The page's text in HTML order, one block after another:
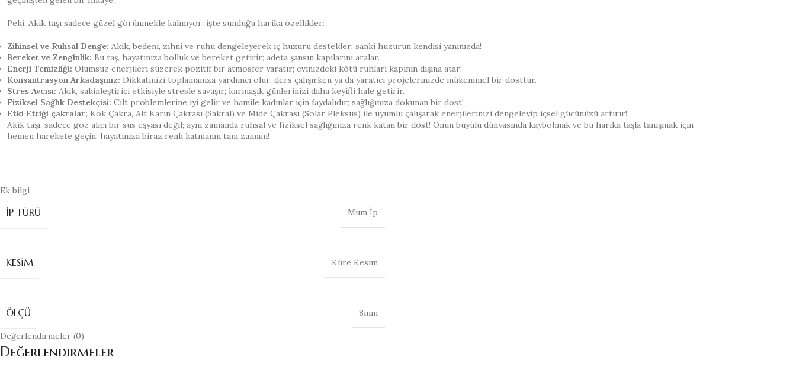
Peki, Akik taşı sadece güzel görünmekle kalmıyor; işte sunduğu harika özellikler:
Zihinsel ve Ruhsal Denge: Akik, bedeni, zihni ve ruhu dengeleyerek iç huzuru destekler; sanki huzurun kendisi yanınızda!
Bereket ve Zenginlik: Bu taş, hayatınıza bolluk ve bereket getirir; adeta şansın kapılarını aralar.
Enerji Temizliği: Olumsuz enerjileri süzerek pozitif bir atmosfer yaratır; evinizdeki kötü ruhları kapının dışına atar!
Konsantrasyon Arkadaşınız: Dikkatinizi toplamanıza yardımcı olur; ders çalışırken ya da yaratıcı projelerinizde mükemmel bir dosttur.
Stres Avcısı: Akik, sakinleştirici etkisiyle stresle savaşır; karmaşık günlerinizi daha keyifli hale getirir.
Fiziksel Sağlık Destekçisi: Cilt problemlerine iyi gelir ve hamile kadınlar için faydalıdır; sağlığınıza dokunan bir dost!
Etki Ettiği çakralar; Kök Çakra, Alt Karın Çakrası (Sakral) ve Mide Çakrası (Solar Pleksus) ile uyumlu çalışarak enerjilerinizi dengeleyip içsel gücünüzü artırır!
Akik taşı, sadece göz alıcı bir süs eşyası değil; aynı zamanda ruhsal ve fiziksel sağlığınıza renk katan bir dost! Onun büyülü dünyasında kaybolmak ve bu harika taşla tanışmak için
hemen harekete geçin; hayatınıza biraz renk katmanın tam zamanı!
Ek bilgi
İP TÜRÜ Mum İp
KESIM Küre Kesim
ÖLÇÜ 8mm
Değerlendirmeler (0)
Değerlendirmeler